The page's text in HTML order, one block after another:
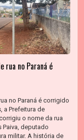
rua no Paraná é
no Paraná é corrigido
a Prefeitura de
o nome da rua
Paiva, deputado
militar. A história de